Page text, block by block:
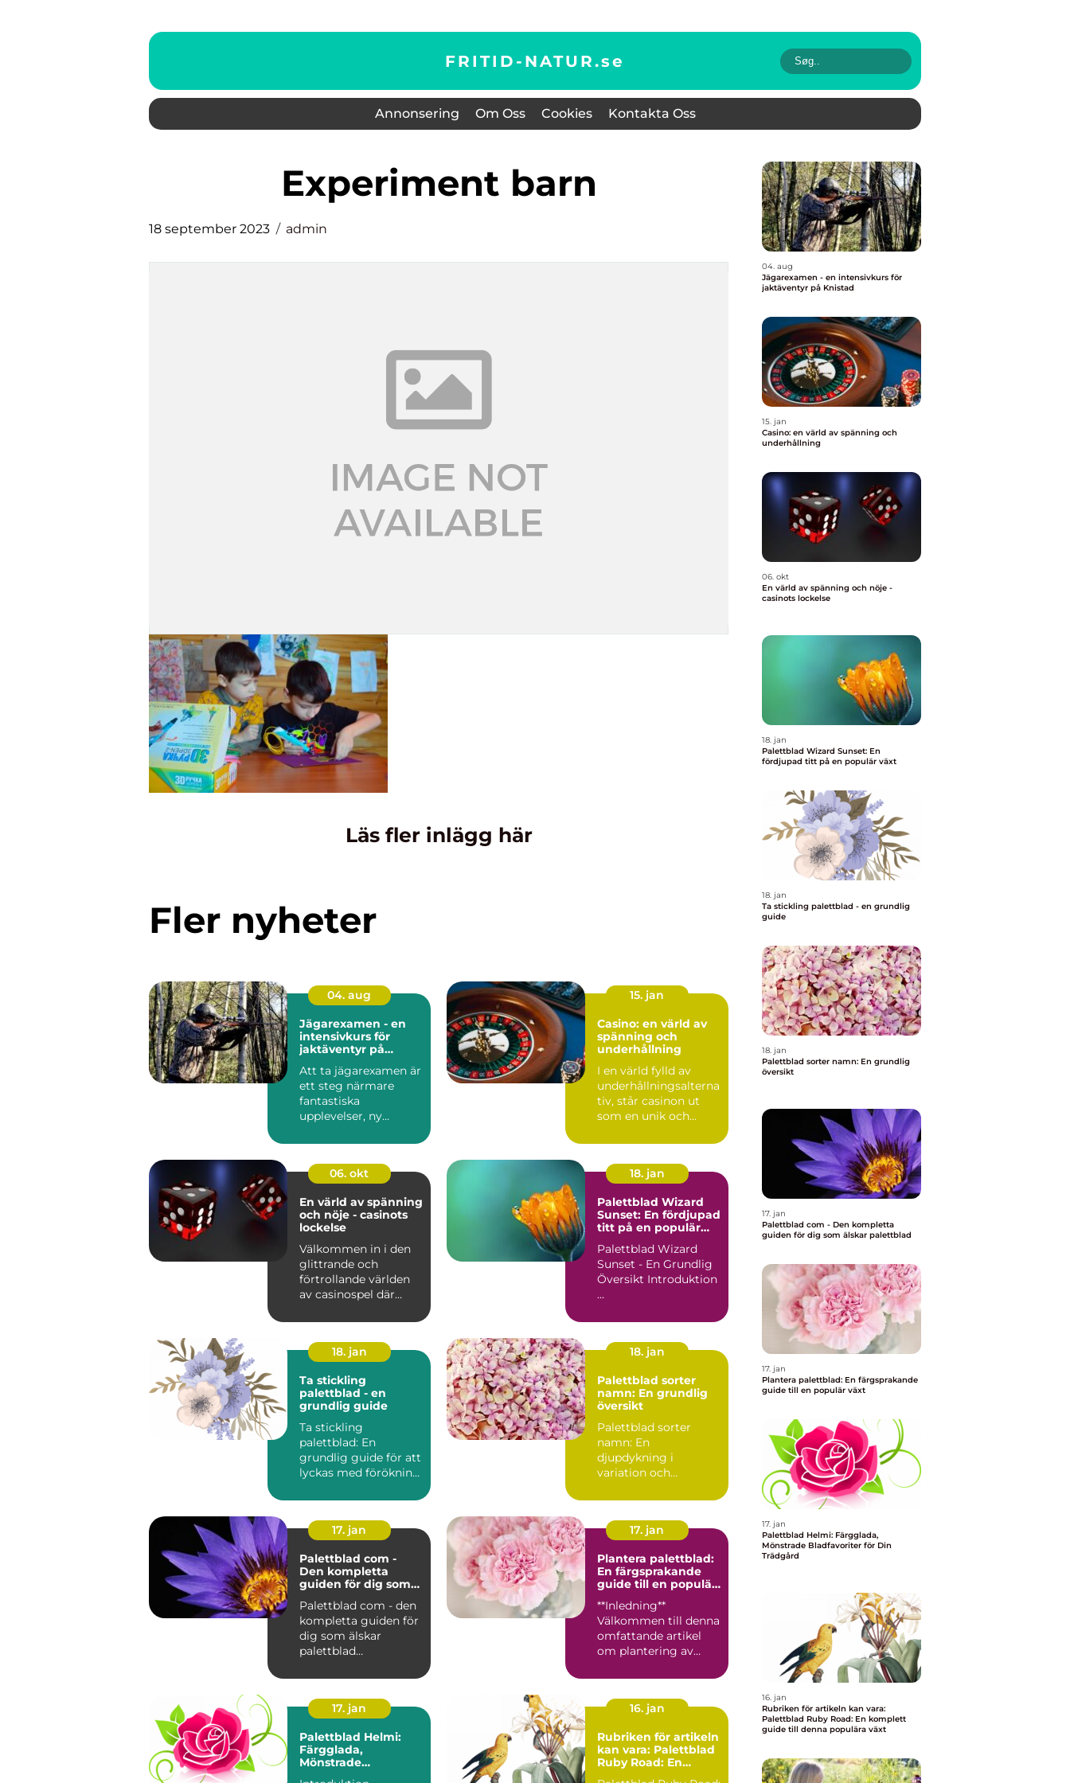
FRITID-NATUR.se
Annonsering Om Oss Cookies Kontakta Oss
experiment barn
18 september 2023 admin
Läs fler inlägg här
Fler nyheter
04. aug
Jägarexamen - en
intensivkurs för
jaktäventyr på
Att ta jägarexamen är
ett steg närmare
fantastiska
upplevelser, ny
15. jan
Casino: en värld av
spänning och
underhållning
I en värld fylld av
underhållningsalterna
tiv, står casinon ut
som en unik och
06. okt
En värld av spänning
och nöje - casinots
lockelse
Välkommen in i den
glittrande och
förtrollande världen
av casinospel där
18. jan
Palettblad Wizard
Sunset: En fördjupad
titt på en populär
Palettblad Wizard
Sunset - En Grundlig
Översikt Introduktion
...
18. jan
Ta stickling
palettblad - en
grundlig guide
Ta stickling
palettblad: En
grundlig guide för att
lyckas med förökning
av väx...
18. jan
Palettblad sorter
namn: En grundlig
översikt
Palettblad sorter
namn: En
djupdykning i
variation och
palettblad? ...
17. jan
Palettblad com -
Den kompletta
guiden för dig som
Palettblad com - den
kompletta guiden för
dig som älskar
palettblad
Palettblad com är...
17. jan
Plantera palettblad:
En färgsprakande
guide till en populär
**Inledning**
Välkommen till denna
omfattande artikel
om plantering av
text kom...
17. jan
Palettblad Helmi:
Färgglada,
Mönstrade
16. jan
Rubriken för artikeln
kan vara: Palettblad
Ruby Road: En
04. aug
Jägarexamen - en intensivkurs för
jaktäventyr på Knistad
15. jan
Casino: en värld av spänning och
underhållning
06. okt
En värld av spänning och nöje -
casinots lockelse
18. jan
Palettblad Wizard Sunset: En
fördjupad titt på en populär växt
18. jan
Ta stickling palettblad - en grundlig
guide
18. jan
Palettblad sorter namn: En grundlig
översikt
17. jan
Palettblad com - Den kompletta
guiden för dig som älskar palettblad
17. jan
Plantera palettblad: En färgsprakande
guide till en populär växt
17. jan
Palettblad Helmi: Färgglada,
Mönstrade Bladfavoriter för Din
Trädgård
16. jan
Rubriken för artikeln kan vara:
Palettblad Ruby Road: En komplett
guide till denna populära växt